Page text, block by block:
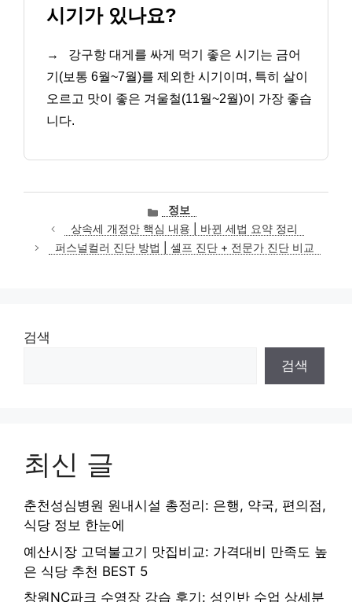
시기가 있나요?
→
강구항 대게를 싸게 먹기 좋은 시기는 금어
기(보통 6월~7월)를 제외한 시기이며, 특히 살이
오르고 맛이 좋은 겨울철(11월~2월)이 가장 좋습
니다.
카
테
고
리
정보
상속세 개정안 핵심 내용 | 바뀐 세법 요약 정리
퍼스널컬러 진단 방법 | 셀프 진단 + 전문가 진단 비교
검색
검색
최신 글
춘천성심병원 원내시설 총정리: 은행, 약국, 편의점,
식당 정보 한눈에
예산시장 고덕불고기 맛집비교: 가격대비 만족도 높
은 식당 추천 BEST 5
창원NC파크 수영장 강습 후기: 성인반 수업 상세분